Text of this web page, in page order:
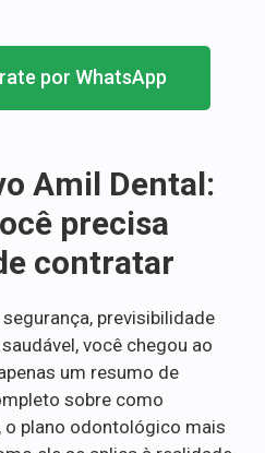
por WhatsApp
Amil Dental:
precisa
contratar
previsibilidade
você chegou ao
um resumo de
sobre como
, o plano odontológico mais